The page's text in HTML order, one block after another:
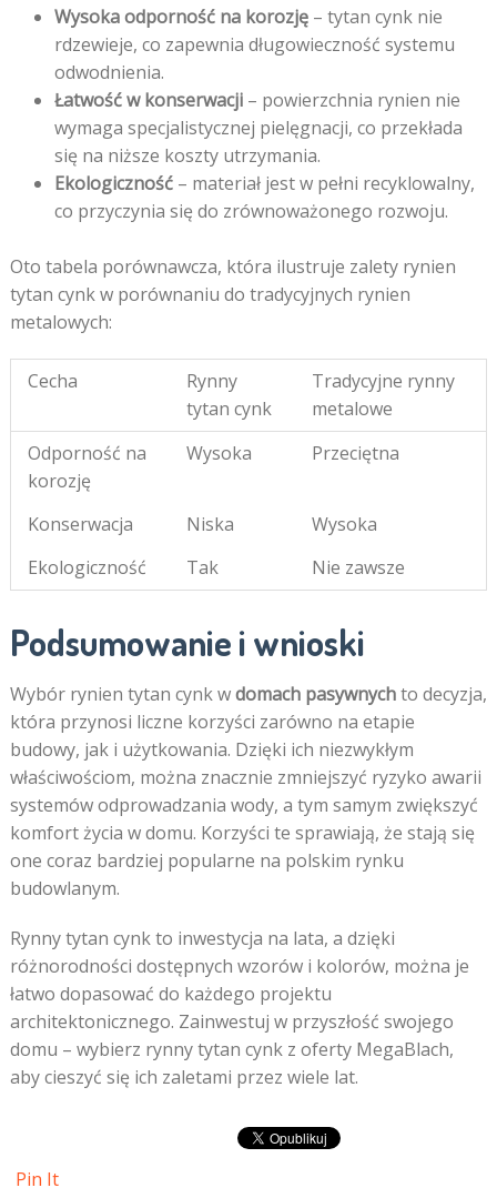
Wysoka odporność na korozję– tytan cynk nie
rdzewieje, co zapewnia długowieczność systemu
odwodnienia.
Łatwość w konserwacji– powierzchnia rynien nie
wymaga specjalistycznej pielęgnacji, co przekłada
się na niższe koszty utrzymania.
Ekologiczność– materiał jest w pełni recyklowalny,
co przyczynia się do zrównoważonego rozwoju.
Oto tabela porównawcza, która ilustruje zalety rynien
tytan cynk w porównaniu do tradycyjnych rynien
metalowych:
Cecha
Rynny
tytan cynk
Tradycyjne rynny
metalowe
Odporność na
korozję
Wysoka Przeciętna
Konserwacja Niska
Wysoka
Ekologiczność
Tak Nie zawsze
Podsumowanie i wnioski
Wybór rynien tytan cynk wdomach pasywnychto decyzja,
która przynosi liczne korzyści zarówno na etapie
budowy, jak i użytkowania. Dzięki ich niezwykłym
właściwościom, można znacznie zmniejszyć ryzyko awarii
systemów odprowadzania wody, a tym samym zwiększyć
komfort życia w domu. Korzyści te sprawiają, że stają się
one coraz bardziej popularne na polskim rynku
budowlanym.
Rynny tytan cynk to inwestycja na lata, a dzięki
różnorodności dostępnych wzorów i kolorów, można je
łatwo dopasować do każdego projektu
architektonicznego. Zainwestuj w przyszłość swojego
domu – wybierz rynny tytan cynk z oferty MegaBlach,
aby cieszyć się ich zaletami przez wiele lat.
Pin It